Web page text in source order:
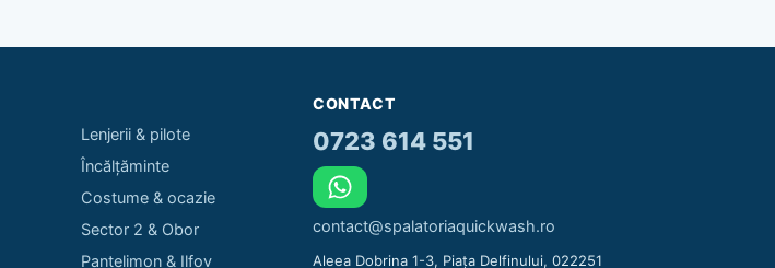
Lenjerii & pilote
Încălțăminte
Costume & ocazie
Sector 2 & Obor
Pantelimon & Ilfov
CONTACT
0723 614 551
contact@spalatoriaquickwash.ro
Aleea Dobrina 1-3, Piața Delfinului, 022251